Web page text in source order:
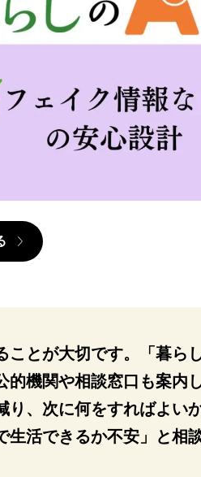
ことが大切です。「暮ら
的機関や相談窓口も案内
り、次に何をすればよい
生活できるか不安」と相